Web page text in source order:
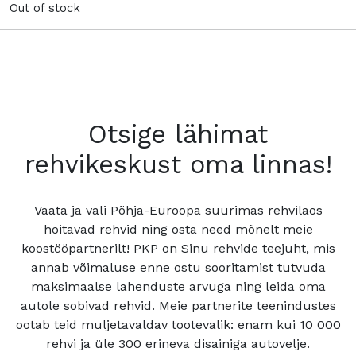
Out of stock
Otsige lähimat
rehvikeskust oma linnas!
Vaata ja vali Põhja-Euroopa suurimas rehvilaos
hoitavad rehvid ning osta need mõnelt meie
koostööpartnerilt! PKP on Sinu rehvide teejuht, mis
annab võimaluse enne ostu sooritamist tutvuda
maksimaalse lahenduste arvuga ning leida oma
autole sobivad rehvid. Meie partnerite teenindustes
ootab teid muljetavaldav tootevalik: enam kui 10 000
rehvi ja üle 300 erineva disainiga autovelje.